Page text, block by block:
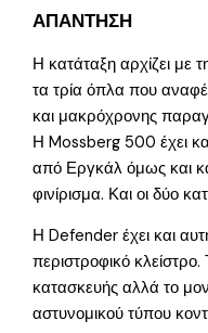
ΑΠΑΝΤΗΣΗ
Η κατάταξη αρχίζει με
τα τρία όπλα που
και μακρόχρονης
Η Mossberg 500 έχει
από Εργκάλ όμως και
φινίρισμα. Και οι δύο
Η Defender έχει και
περιστροφικό
κατασκευής αλλά το
αστυνομικού τύπου